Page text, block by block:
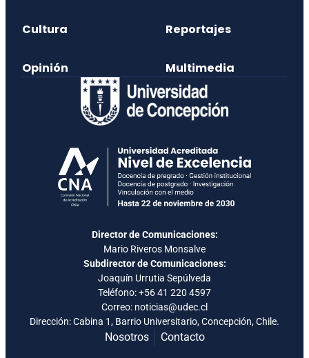
Cultura Reportajes
Opinión Multimedia
Director de Comunicaciones:
Mario Riveros Monsalve
Subdirector de Comunicaciones:
Joaquín Urrutia Sepúlveda
Teléfono:+56 41 220 4597
Correo: noticias@udec.cl
Dirección: Cabina 1, Barrio Universitario, Concepción, Chile.
Nosotros Contacto